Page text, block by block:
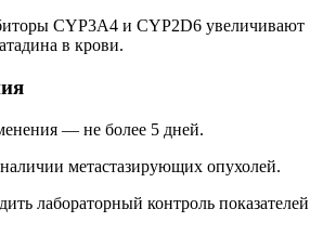
CYP3A4 и CYP2D6 увеличивают
в крови.
— не более 5 дней.
метастазирующих опухолей.
лабораторный контроль показателей